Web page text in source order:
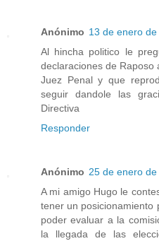
Anónimo 13 de enero de
Al hincha politico le
declaraciones de Raposo
Juez Penal y que
seguir dandole las
Directiva
Responder
Anónimo 25 de enero de
A mi amigo Hugo le
tener un posicionamiento
poder evaluar a la
la llegada de las